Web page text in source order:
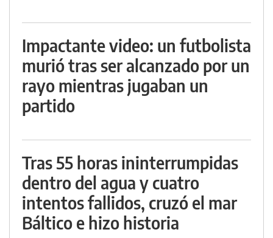
Impactante video: un futbolista
murió tras ser alcanzado por un
rayo mientras jugaban un
partido
Tras 55 horas ininterrumpidas
dentro del agua y cuatro
intentos fallidos, cruzó el mar
Báltico e hizo historia